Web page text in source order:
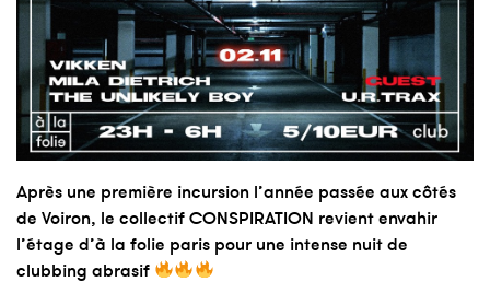
Après une première incursion l’année passée aux côtés
de Voiron, le collectif CONSPIRATION revient envahir
l’étage d’à la folie paris pour une intense nuit de
clubbing abrasif